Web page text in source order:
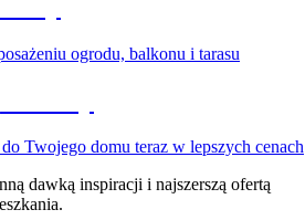
ogrodu, balkonu i tarasu
Twojego domu teraz w lepszych cenach
dawką inspiracji i najszerszą ofertą